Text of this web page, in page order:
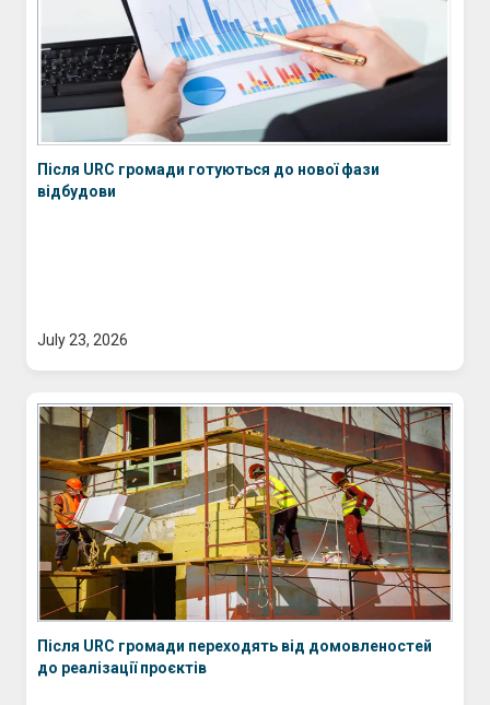
Після URC громади готуються до нової фази
відбудови
July 23, 2026
Після URC громади переходять від домовленостей
до реалізації проєктів